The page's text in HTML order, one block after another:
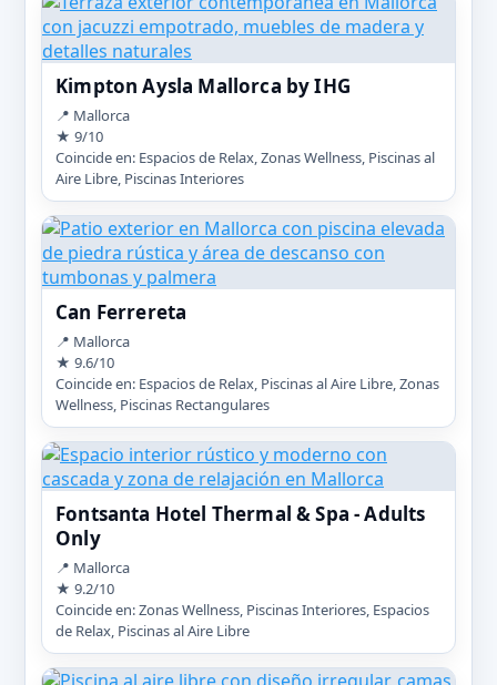
Kimpton Aysla Mallorca by IHG
📍 Mallorca
★ 9/10
Coincide en: Espacios de Relax, Zonas Wellness, Piscinas al
Aire Libre, Piscinas Interiores
Can Ferrereta
📍 Mallorca
★ 9.6/10
Coincide en: Espacios de Relax, Piscinas al Aire Libre, Zonas
Wellness, Piscinas Rectangulares
Fontsanta Hotel Thermal & Spa - Adults
Only
📍 Mallorca
★ 9.2/10
Coincide en: Zonas Wellness, Piscinas Interiores, Espacios
de Relax, Piscinas al Aire Libre